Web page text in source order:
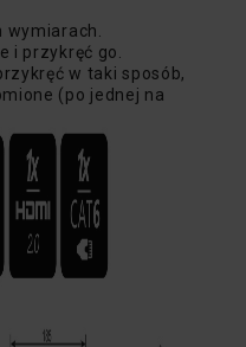
i przykręć go.
w taki sposób,
(po jednej na